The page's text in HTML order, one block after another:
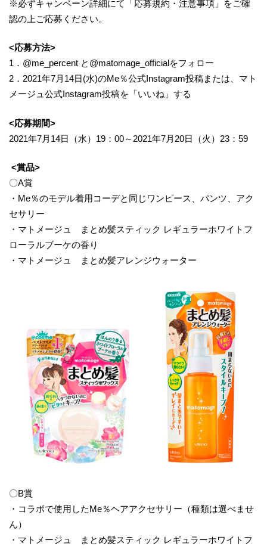
※必ずキャンペーン詳細にて「応募規約・注意事項」をご確
認の上ご応募ください。
<応募方法>
1．@me_percent と@matomage_officialをフォロー
2．2021年7月14日(水)のMe％公式Instagram投稿または、マト
メージュ公式Instagram投稿を「いいね」する
<応募期間>
2021年7月14日（水）19：00～2021年7月20日（火）23：59
<賞品>
〇A賞
・Me％のモデル着用コーデと同じワンピース、パンツ、アク
セサリー
・マトメージュ まとめ髪スティック レギュラーホワイトフ
ローラルブーケの香り
・マトメージュ まとめ髪アレンジウォーター
〇B賞
・コラボで使用したMe％ヘアアクセサリー（種類は選べませ
ん）
・マトメージュ まとめ髪スティック レギュラーホワイトフ